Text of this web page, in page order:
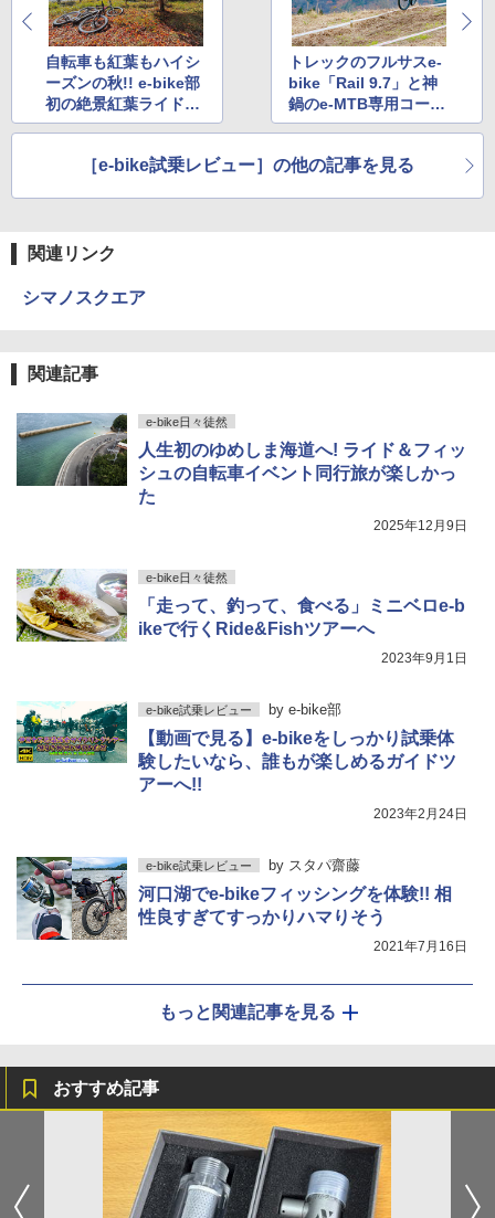
自転車も紅葉もハイシ
ーズンの秋!! e-bike部
初の絶景紅葉ライドへ
♪
トレックのフルサスe-
bike「Rail 9.7」と神
鍋のe-MTB専用コース
を初体験!! グランピン
ティで家族サービスも
［e-bike試乗レビュー］の他の記事を見る
関連リンク
シマノスクエア
関連記事
e-bike日々徒然
人生初のゆめしま海道へ! ライド＆フィッ
シュの自転車イベント同行旅が楽しかっ
た
2025年12月9日
e-bike日々徒然
「走って、釣って、食べる」ミニベロe-b
ikeで行くRide&Fishツアーへ
2023年9月1日
e-bike試乗レビュー by e-bike部
【動画で見る】e-bikeをしっかり試乗体
験したいなら、誰もが楽しめるガイドツ
アーへ!!
2023年2月24日
e-bike試乗レビュー by スタパ齋藤
河口湖でe-bikeフィッシングを体験!! 相
性良すぎてすっかりハマりそう
2021年7月16日
もっと関連記事を見る
おすすめ記事